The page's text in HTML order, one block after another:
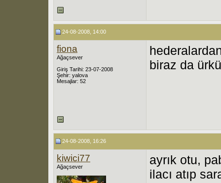
24-08-2008, 14:00
fiona
Ağaçsever
Giriş Tarihi: 23-07-2008
Şehir: yalova
Mesajlar: 52
biraz da
24-08-2008, 16:26
kiwici77
Ağaçsever
ayrık otu,
ilacı atıp